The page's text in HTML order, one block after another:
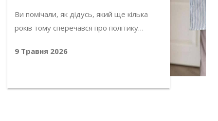
Ви помічали, як дідусь, який ще кілька
років тому сперечався про політику…
9 Травня 2026